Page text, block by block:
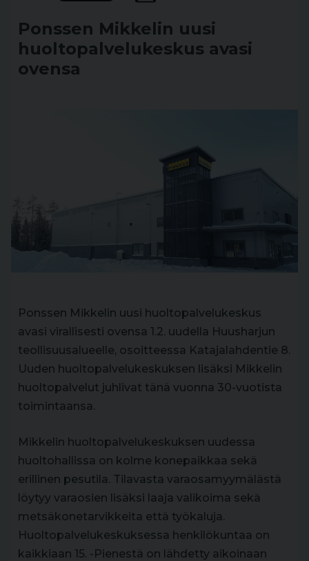
Ponssen Mikkelin uusi
huoltopalvelukeskus avasi
ovensa
Ponssen Mikkelin uusi huoltopalvelukeskus
avasi virallisesti ovensa 1.2. uudella Huusharjun
teollisuusalueelle, osoitteessa Katajalahdentie 8.
Uuden huoltopalvelukeskuksen lisäksi Mikkelin
huoltopalvelut juhlivat tänä vuonna 30-vuotista
toimintaansa.
Mikkelin huoltopalvelukeskuksen uudessa
huoltohallissa on kolme konepaikkaa sekä
erillinen pesutila. Tilavasta varaosamyymälästä
löytyy varaosien lisäksi laaja valikoima sekä
metsäkonetarvikkeita että työkaluja.
Huoltopalvelukeskuksessa henkilökuntaa on
kaikkiaan 15. -Pienestä on lähdetty aikoinaan